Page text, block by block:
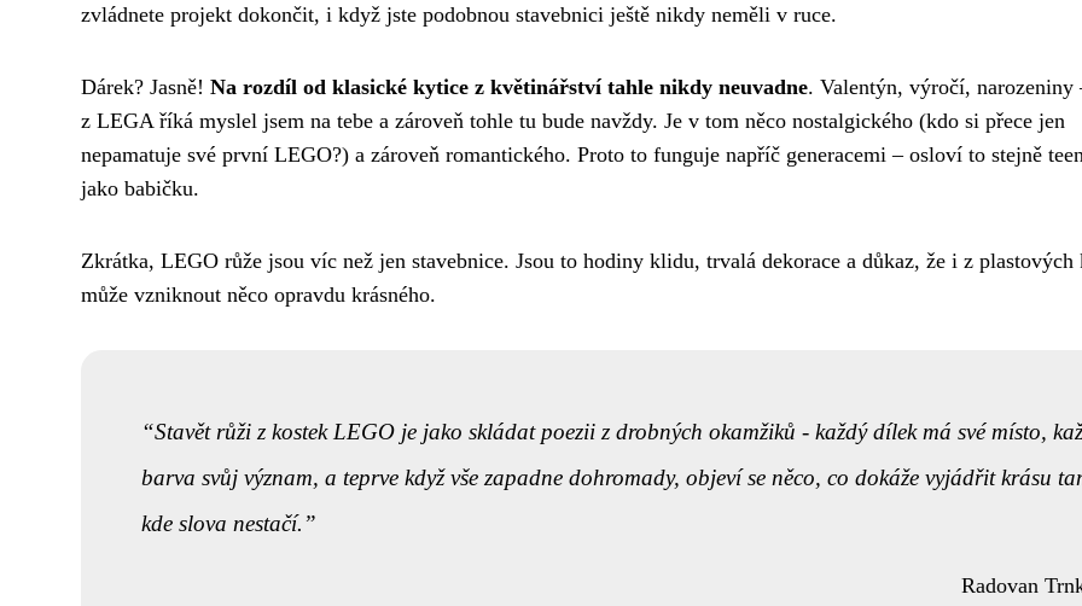
zvládnete projekt dokončit, i když jste podobnou stavebnici ještě nikdy neměli v ruce.
Dárek? Jasně! Na rozdíl od klasické kytice z květinářství tahle nikdy neuvadne. Valentýn, výročí, narozeniny
z LEGA říká myslel jsem na tebe a zároveň tohle tu bude navždy. Je v tom něco nostalgického (kdo si přece jen
nepamatuje své první LEGO?) a zároveň romantického. Proto to funguje napříč generacemi – osloví to stejně
jako babičku.
Zkrátka, LEGO růže jsou víc než jen stavebnice. Jsou to hodiny klidu, trvalá dekorace a důkaz, že i z plastových
může vzniknout něco opravdu krásného.
Stavět růži z kostek LEGO je jako skládat poezii z drobných okamžiků - každý dílek má své místo,
barva svůj význam, a teprve když vše zapadne dohromady, objeví se něco, co dokáže vyjádřit krásu
kde slova nestačí.
Radovan